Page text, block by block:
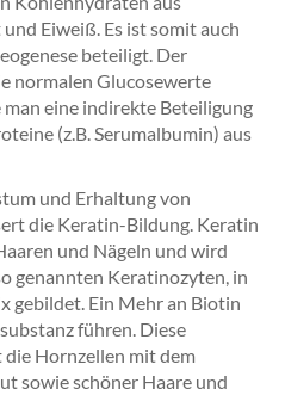
Eiweiß. Es ist somit auch
beteiligt. Der
normalen Glucosewerte
eine indirekte Beteiligung
(z.B. Serumalbumin) aus
und Erhaltung von
die Keratin-Bildung. Keratin
und Nägeln und wird
genannten Keratinozyten, in
gebildet. Ein Mehr an Biotin
führen. Diese
Hornzellen mit dem
sowie schöner Haare und